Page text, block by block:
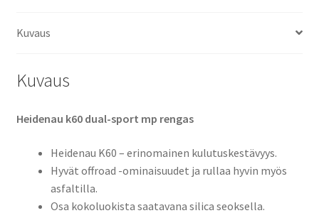
määrä
Kuvaus
Kuvaus
Heidenau k60 dual-sport mp rengas
Heidenau K60 – erinomainen kulutuskestävyys.
Hyvät offroad -ominaisuudet ja rullaa hyvin myös
asfaltilla.
Osa kokoluokista saatavana silica seoksella.